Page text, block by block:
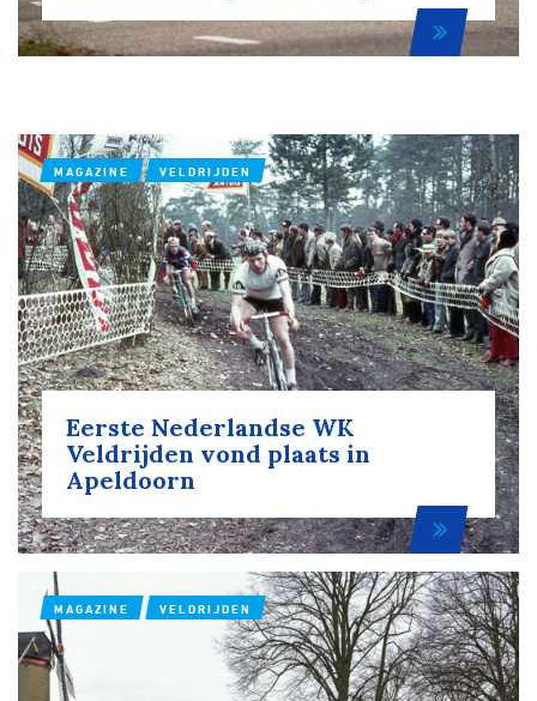
MAGAZINE VELDRIJDEN
Eerste Nederlandse WK
Veldrijden vond plaats in
Apeldoorn
MAGAZINE VELDRIJDEN